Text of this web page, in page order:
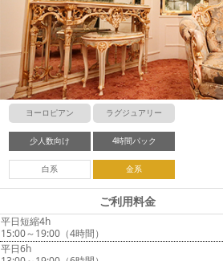
ヨーロピアン ラグジュアリー
少人数向け 4時間パック
白系 金系
ご利用料金
平日短縮4h
15:00～19:00（4時間）
平日6h